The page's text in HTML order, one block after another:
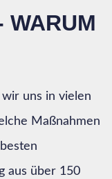
WARUM
uns in vielen
Maßnahmen
aus über 150